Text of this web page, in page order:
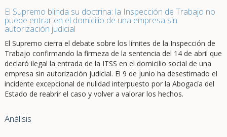
El Supremo blinda su doctrina: la Inspección de Trabajo no
puede entrar en el domicilio de una empresa sin
autorización judicial
El Supremo cierra el debate sobre los límites de la Inspección de
Trabajo confirmando la firmeza de la sentencia del 14 de abril que
declaró ilegal la entrada de la ITSS en el domicilio social de una
empresa sin autorización judicial. El 9 de junio ha desestimado el
incidente excepcional de nulidad interpuesto por la Abogacía del
Estado de reabrir el caso y volver a valorar los hechos.
Análisis